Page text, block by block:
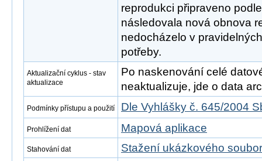
reprodukci připraveno
následovala nová obnova
nedocházelo v
potřeby.
Aktualizační cyklus - stav
aktualizace
Po naskenování celé
neaktualizuje, jde o data
Podmínky přístupu a použití Dle Vyhlášky č. 645/2004
Prohlížení dat Mapová aplikace
Stahování dat Stažení ukázkového